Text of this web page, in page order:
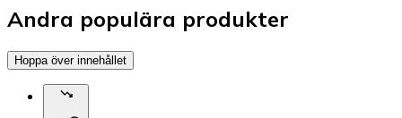
Andra populära produkter
Hoppa över innehållet